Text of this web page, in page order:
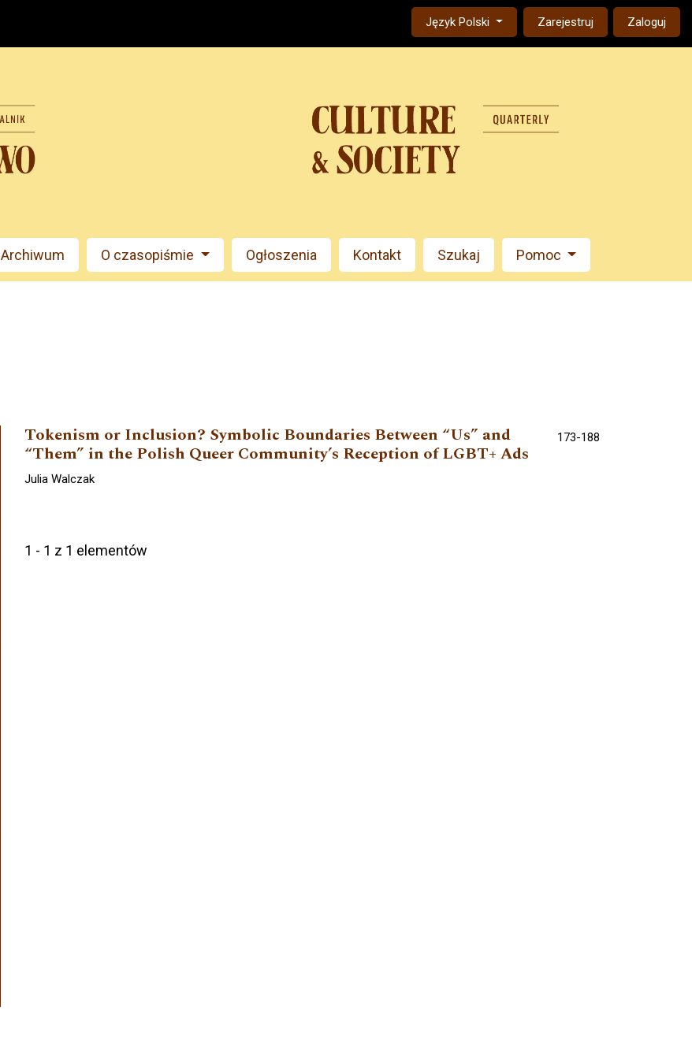
Change the language. The current language is:
Język Polski Zarejestruj Zaloguj
Archiwum O czasopiśmie Ogłoszenia Kontakt Szukaj Pomoc
Tokenism or Inclusion? Symbolic Boundaries Between “Us” and
“Them” in the Polish Queer Community’s Reception of LGBT+ Ads
173-188
Julia Walczak
1 - 1 z 1 elementów